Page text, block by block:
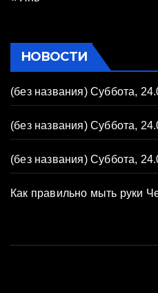
НОВОСТИ
(без названия) Суббота,
(без названия) Суббота,
(без названия) Суббота,
Как правильно мыть руки